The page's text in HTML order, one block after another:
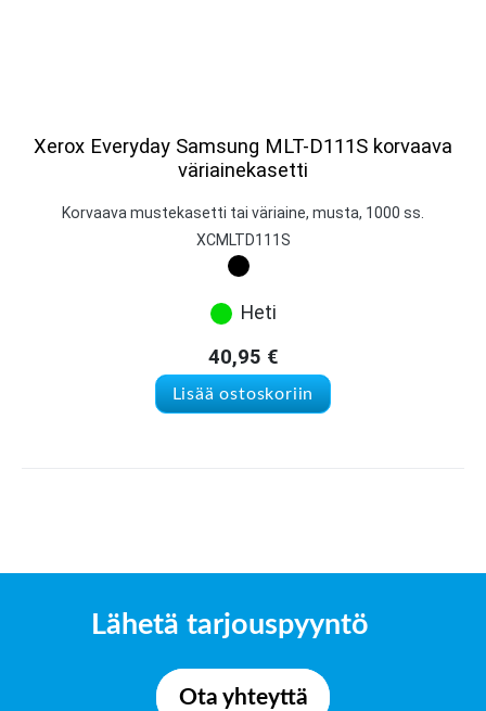
Xerox Everyday Samsung MLT-D111S korvaava
väriainekasetti
Korvaava mustekasetti tai väriaine, musta, 1000 ss.
XCMLTD111S
Heti
40,95 €
Lisää ostoskoriin
Lähetä tarjouspyyntö
Ota yhteyttä